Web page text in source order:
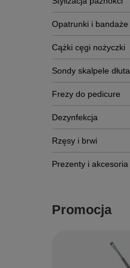
Opatrunki i bandaże
Cążki cęgi nożyczki
Sondy skalpele dłuta
Frezy do pedicure
Dezynfekcja
Rzęsy i brwi
Prezenty i akcesoria
Promocja